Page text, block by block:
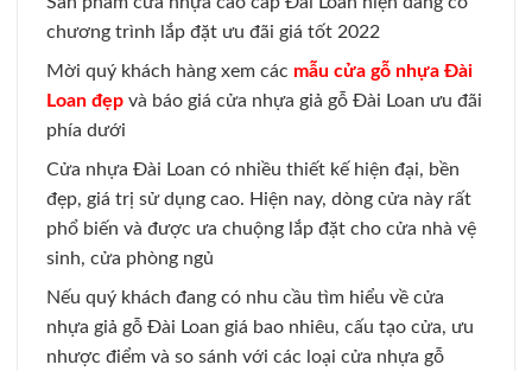
chương trình lắp đặt ưu đãi giá tốt 2022
Mời quý khách hàng xem các mẫu cửa gỗ nhựa Đài
Loan đẹp và báo giá cửa nhựa giả gỗ Đài Loan ưu đãi
phía dưới
Cửa nhựa Đài Loan có nhiều thiết kế hiện đại, bền
đẹp, giá trị sử dụng cao. Hiện nay, dòng cửa này rất
phổ biến và được ưa chuộng lắp đặt cho cửa nhà vệ
sinh, cửa phòng ngủ
Nếu quý khách đang có nhu cầu tìm hiểu về cửa
nhựa giả gỗ Đài Loan giá bao nhiêu, cấu tạo cửa, ưu
nhược điểm và so sánh với các loại cửa nhựa gỗ